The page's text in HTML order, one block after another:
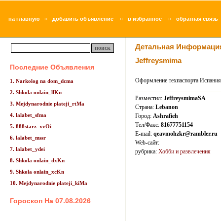
на главную ¤ добавить объявление ¤ в избранное ¤ обратная связь
Последние Объявления
1. Narkolog na dom_dcma
2. Shkola onlain_llKn
3. Mejdynarodnie plateji_rtMa
4. lalabet_sfma
5. 888starz_xvOi
6. lalabet_mssr
7. lalabet_ydei
8. Shkola onlain_dxKn
9. Shkola onlain_xcKn
10. Mejdynarodnie plateji_kiMa
Гороскоп На 07.08.2026
Детальная
Jeffreysmima
Оформление техпаспорта Испания
Разместил: JeffreysmimaSA
Страна: Lebanon
Город: Ashrafieh
Тел/Факс: 81677751154
E-mail: qeavmohzkr@rambler.ru
Web-сайт:
рубрика: Хобби и развлечения